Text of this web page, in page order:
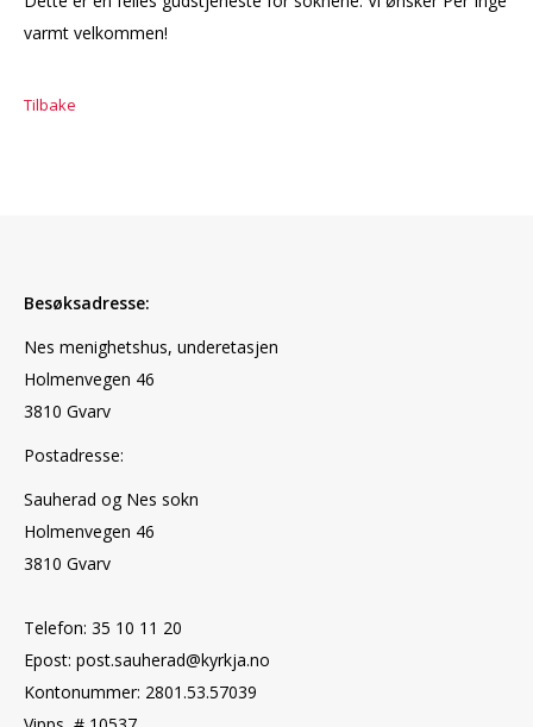
varmt velkommen!
Tilbake
Besøksadresse:
Nes menighetshus, underetasjen
Holmenvegen 46
3810 Gvarv
Postadresse:
Sauherad og Nes sokn
Holmenvegen 46
3810 Gvarv
Telefon: 35 10 11 20
Epost: post.sauherad@kyrkja.no
Kontonummer: 2801.53.57039